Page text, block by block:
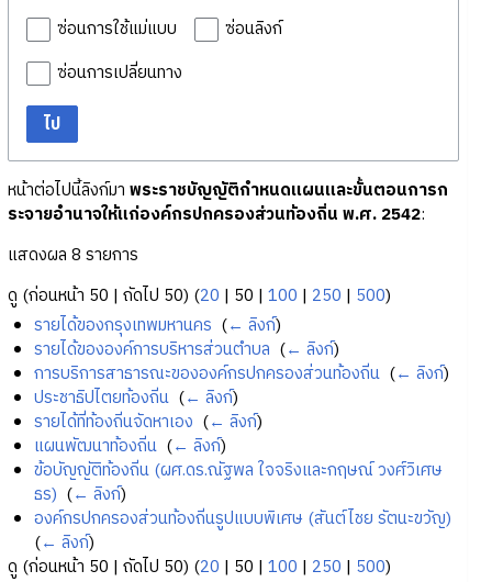
ซ่อนการใช้แม่แบบ
ซ่อนลิงก์
ซ่อนการเปลี่ยนทาง
ไป
หน้าต่อไปนี้ลิงก์มา พระราชบัญญัติกำหนดแผนและขั้นตอนการก
ระจายอำนาจให้แก่องค์กรปกครองส่วนท้องถิ่น พ.ศ. 2542:
แสดงผล 8 รายการ
ดู (ก่อนหน้า 50 | ถัดไป 50) (20 | 50 | 100 | 250 | 500)
รายได้ของกรุงเทพมหานคร (← ลิงก์)
รายได้ขององค์การบริหารส่วนตำบล (← ลิงก์)
การบริการสาธารณะขององค์กรปกครองส่วนท้องถิ่น (← ลิงก์)
ประชาธิปไตยท้องถิ่น (← ลิงก์)
รายได้ที่ท้องถิ่นจัดหาเอง (← ลิงก์)
แผนพัฒนาท้องถิ่น (← ลิงก์)
ข้อบัญญัติท้องถิ่น (ผศ.ดร.ณัฐพล ใจจริงและกฤษณ์ วงศ์วิเศษ
ธร) (← ลิงก์)
องค์กรปกครองส่วนท้องถิ่นรูปแบบพิเศษ (สันต์ไชย รัตนะขวัญ)
(← ลิงก์)
ดู (ก่อนหน้า 50 | ถัดไป 50) (20 | 50 | 100 | 250 | 500)